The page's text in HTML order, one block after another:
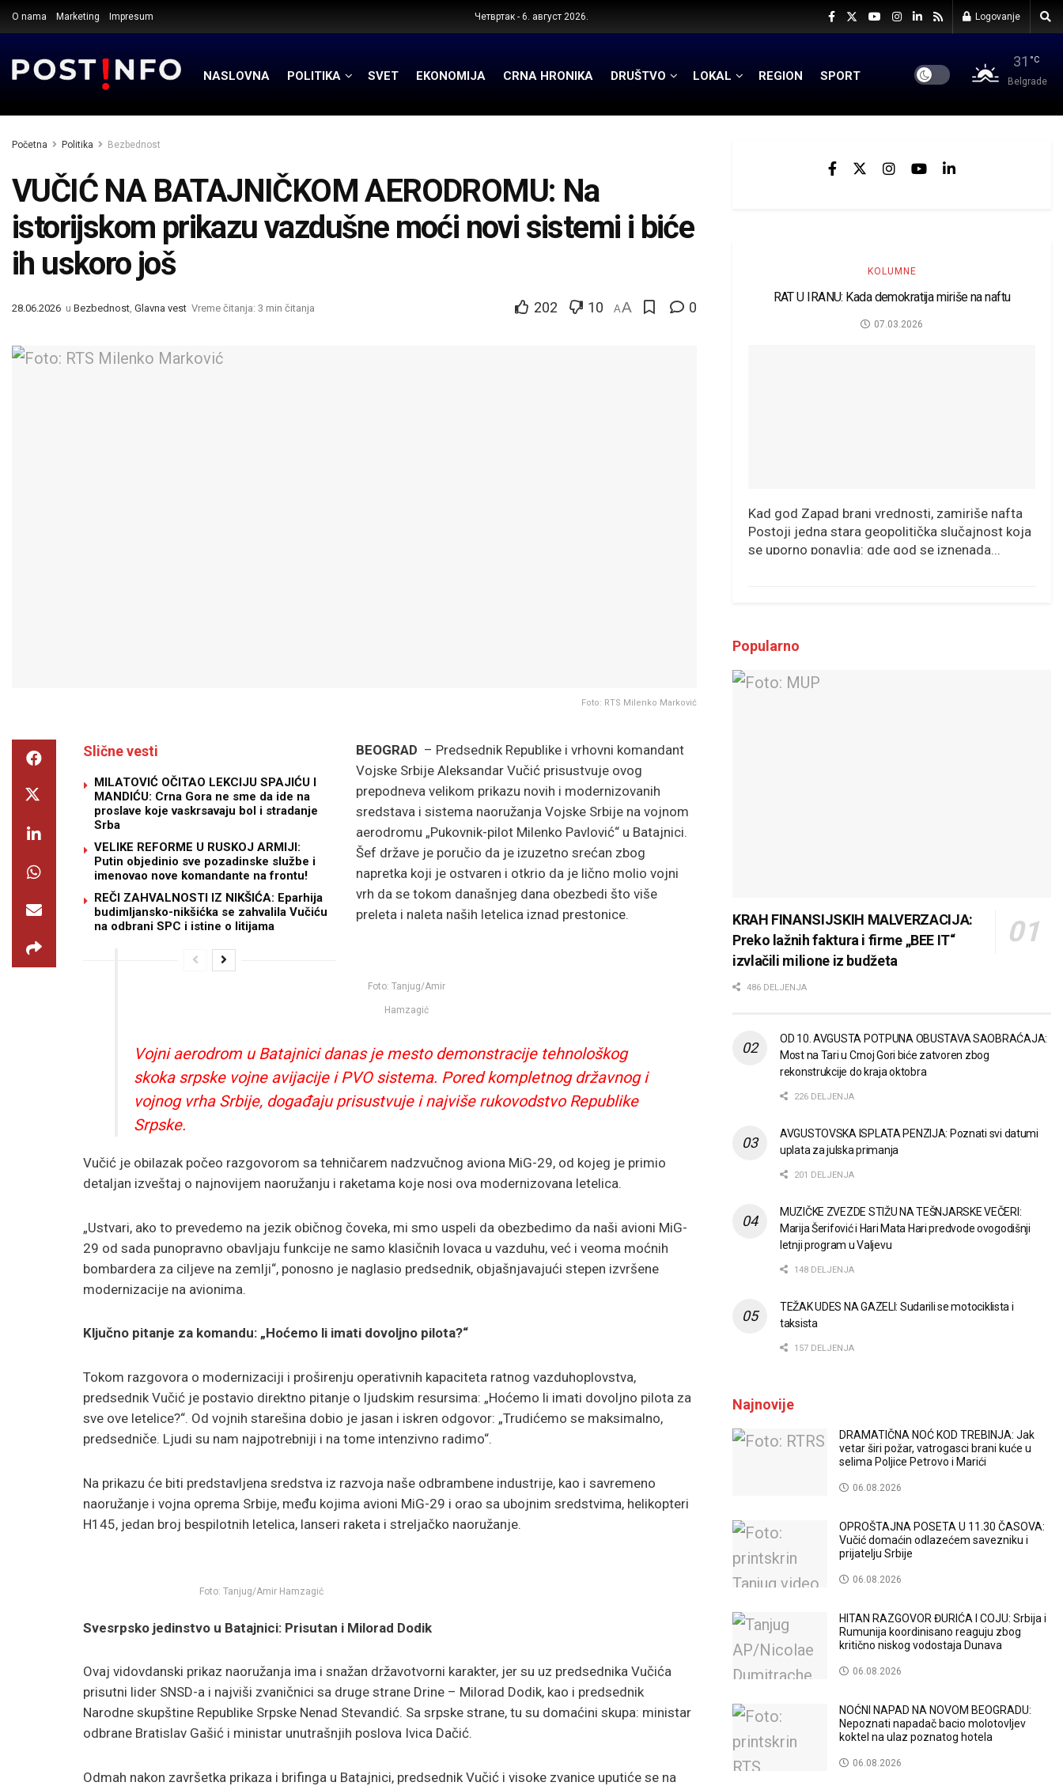
O nama Marketing Impresum Четвртак - 6. август 2026. Logovanje
NASLOVNA POLITIKA SVET EKONOMIJA CRNA HRONIKA DRUŠTVO LOKAL REGION SPORT
31 °C
Belgrade
Početna Politika Bezbednost
VUČIĆ NA BATAJNIČKOM AERODROMU: Na
istorijskom prikazu vazdušne moći novi sistemi i biće
ih uskoro još
28.06.2026 u Bezbednost, Glavna vest Vreme čitanja: 3 min čitanja 202 10 AA 0
Foto: RTS Milenko Marković
Slične vesti
MILATOVIĆ OČITAO LEKCIJU SPAJIĆU I
MANDIĆU: Crna Gora ne sme da ide na
proslave koje vaskrsavaju bol i stradanje
Srba
VELIKE REFORME U RUSKOJ ARMIJI:
Putin objedinio sve pozadinske službe i
imenovao nove komandante na frontu!
REČI ZAHVALNOSTI IZ NIKŠIĆA: Eparhija
budimljansko-nikšićka se zahvalila Vučiću
na odbrani SPC i istine o litijama
BEOGRAD – Predsednik Republike i vrhovni komandant
Vojske Srbije Aleksandar Vučić prisustvuje ovog
prepodneva velikom prikazu novih i modernizovanih
sredstava i sistema naoružanja Vojske Srbije na vojnom
aerodromu „Pukovnik-pilot Milenko Pavlović“ u Batajnici.
Šef države je poručio da je izuzetno srećan zbog
napretka koji je ostvaren i otkrio da je lično molio vojni
vrh da se tokom današnjeg dana obezbedi što više
preleta i naleta naših letelica iznad prestonice.
Foto: Tanjug/Amir
Hamzagić
Vojni aerodrom u Batajnici danas je mesto demonstracije tehnološkog
skoka srpske vojne avijacije i PVO sistema. Pored kompletnog državnog i
vojnog vrha Srbije, događaju prisustvuje i najviše rukovodstvo Republike
Srpske.
Vučić je obilazak počeo razgovorom sa tehničarem nadzvučnog aviona MiG-29, od kojeg je primio
detaljan izveštaj o najnovijem naoružanju i raketama koje nosi ova modernizovana letelica.
„Ustvari, ako to prevedemo na jezik običnog čoveka, mi smo uspeli da obezbedimo da naši avioni MiG-
29 od sada punopravno obavljaju funkcije ne samo klasičnih lovaca u vazduhu, već i veoma moćnih
bombardera za ciljeve na zemlji“, ponosno je naglasio predsednik, objašnjavajući stepen izvršene
modernizacije na avionima.
Ključno pitanje za komandu: „Hoćemo li imati dovoljno pilota?“
Tokom razgovora o modernizaciji i proširenju operativnih kapaciteta ratnog vazduhoplovstva,
predsednik Vučić je postavio direktno pitanje o ljudskim resursima: „Hoćemo li imati dovoljno pilota za
sve ove letelice?“. Od vojnih starešina dobio je jasan i iskren odgovor: „Trudićemo se maksimalno,
predsedniče. Ljudi su nam najpotrebniji i na tome intenzivno radimo“.
Na prikazu će biti predstavljena sredstva iz razvoja naše odbrambene industrije, kao i savremeno
naoružanje i vojna oprema Srbije, među kojima avioni MiG-29 i orao sa ubojnim sredstvima, helikopteri
H145, jedan broj bespilotnih letelica, lanseri raketa i streljačko naoružanje.
Foto: Tanjug/Amir Hamzagić
Svesrpsko jedinstvo u Batajnici: Prisutan i Milorad Dodik
Ovaj vidovdanski prikaz naoružanja ima i snažan državotvorni karakter, jer su uz predsednika Vučića
prisutni lider SNSD-a i najviši zvaničnici sa druge strane Drine – Milorad Dodik, kao i predsednik
Narodne skupštine Republike Srpske Nenad Stevandić. Sa srpske strane, tu su domaćini skupa: ministar
odbrane Bratislav Gašić i ministar unutrašnjih poslova Ivica Dačić.
Odmah nakon završetka prikaza i brifinga u Batajnici, predsednik Vučić i visoke zvanice uputiće se na
KOLUMNE
RAT U IRANU: Kada demokratija miriše na naftu
07.03.2026
Kad god Zapad brani vrednosti, zamiriše nafta
Postoji jedna stara geopolitička slučajnost koja
se uporno ponavlja: gde god se iznenada...
Popularno
KRAH FINANSIJSKIH MALVERZACIJA:
Preko lažnih faktura i firme „BEE IT“
izvlačili milione iz budžeta
486 DELJENJA
OD 10. AVGUSTA POTPUNA OBUSTAVA SAOBRAĆAJA:
Most na Tari u Crnoj Gori biće zatvoren zbog
rekonstrukcije do kraja oktobra
226 DELJENJA
AVGUSTOVSKA ISPLATA PENZIJA: Poznati svi datumi
uplata za julska primanja
201 DELJENJA
MUZIČKE ZVEZDE STIŽU NA TEŠNJARSKE VEČERI:
Marija Šerifović i Hari Mata Hari predvode ovogodišnji
letnji program u Valjevu
148 DELJENJA
TEŽAK UDES NA GAZELI: Sudarili se motociklista i
taksista
157 DELJENJA
Najnovije
DRAMATIČNA NOĆ KOD TREBINJA: Jak
vetar širi požar, vatrogasci brani kuće u
selima Poljice Petrovo i Marići
06.08.2026
OPROŠTAJNA POSETA U 11.30 ČASOVA:
Vučić domaćin odlazećem savezniku i
prijatelju Srbije
06.08.2026
HITAN RAZGOVOR ĐURIĆA I COJU: Srbija i
Rumunija koordinisano reaguju zbog
kritično niskog vodostaja Dunava
06.08.2026
NOĆNI NAPAD NA NOVOM BEOGRADU:
Nepoznati napadač bacio molotovljev
koktel na ulaz poznatog hotela
06.08.2026